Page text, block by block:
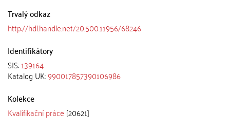
Trvalý odkaz
http://hdl.handle.net/20.500.11956/68246
Identifikátory
SIS:139164
Katalog UK:990017857390106986
Kolekce
Kvalifikační práce [20621]